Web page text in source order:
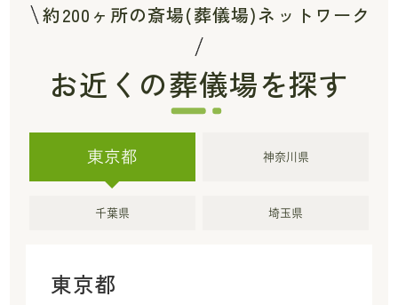
約200ヶ所の斎場(葬儀場)ネットワーク
お近くの葬儀場を探す
東京都 神奈川県
千葉県 埼玉県
東京都